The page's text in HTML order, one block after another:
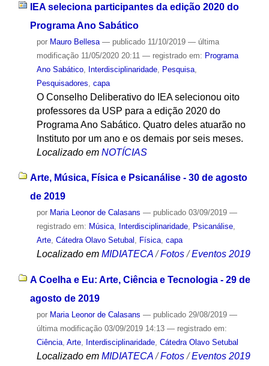
IEA seleciona participantes da edição 2020 do
Programa Ano Sabático
por Mauro Bellesa — publicado11/10/2019 — última
modificação11/05/2020 20:11 — registrado em: Programa
Ano Sabático, Interdisciplinaridade, Pesquisa,
Pesquisadores capa
O Conselho Deliberativo do IEA selecionou oito
professores da USP para a edição 2020 do
Programa Ano Sabático. Quatro deles atuarão no
Instituto por um ano e os demais por seis meses.
Localizado em NOTÍCIAS
Arte, Música, Física e Psicanálise - 30 de agosto
de 2019
por Maria Leonor de Calasans — publicado03/09/2019 —
registrado em: Música, Interdisciplinaridade, Psicanálise,
Arte, Cátedra Olavo Setubal , Física, capa
Localizado em MIDIATECA /Fotos /Eventos 2019
A Coelha e Eu: Arte, Ciência e Tecnologia - 29 de
agosto de 2019
por Maria Leonor de Calasans — publicado29/08/2019 —
última modificação03/09/2019 14:13 — registrado em:
Ciência, Arte, Interdisciplinaridade, Cátedra Olavo Setubal
Localizado em MIDIATECA /Fotos /Eventos 2019